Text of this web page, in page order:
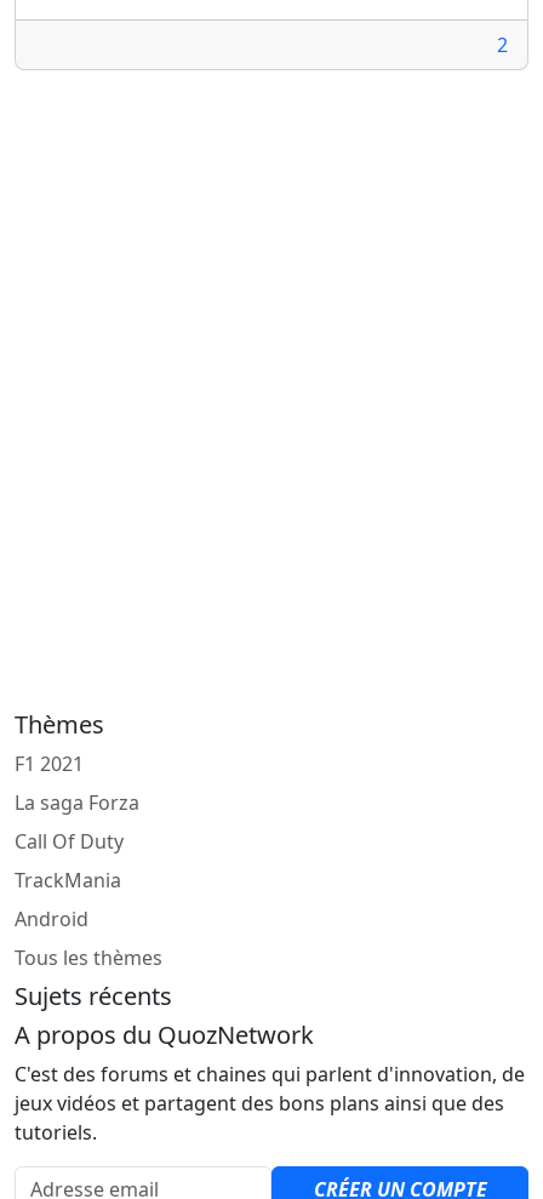
2
Thèmes
F1 2021
La saga Forza
Call Of Duty
TrackMania
Android
Tous les thèmes
Sujets récents
A propos du QuozNetwork
C'est des forums et chaines qui parlent d'innovation, de
jeux vidéos et partagent des bons plans ainsi que des
tutoriels.
Adresse email
CRÉER UN COMPTE